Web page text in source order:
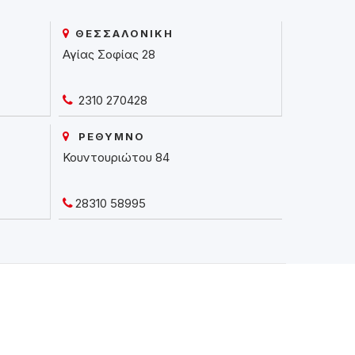
ΘΕΣΣΑΛΟΝΙΚΗ
Αγίας Σοφίας 28
2310 270428
ΡΕΘΥΜΝΟ
Κουντουριώτου 84
28310 58995